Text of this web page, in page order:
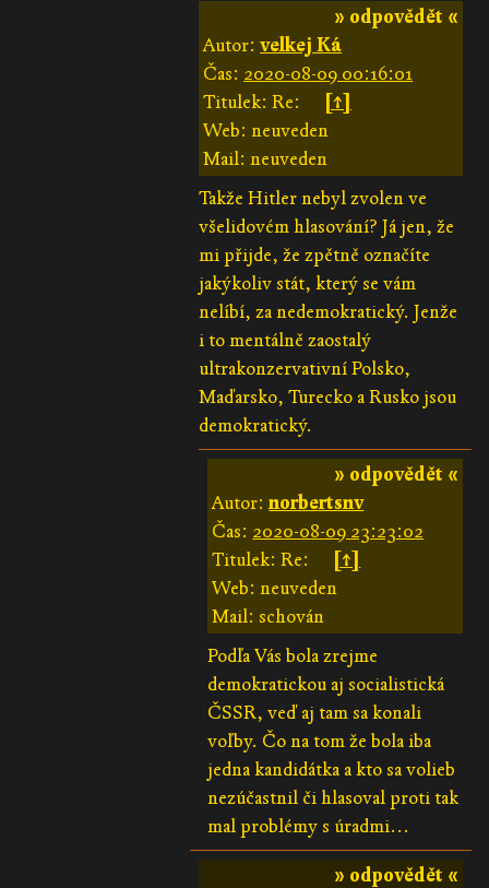
» odpovědět «
Autor:velkej Ká
Čas: 2020-08-09 00:16:01
Titulek: Re:
[↑]
Web: neuveden
Mail: neuveden
Takže Hitler nebyl zvolen ve
všelidovém hlasování? Já jen, že
mi přijde, že zpětně označíte
jakýkoliv stát, který se vám
nelíbí, za nedemokratický. Jenže
i to mentálně zaostalý
ultrakonzervativní Polsko,
Maďarsko, Turecko a Rusko jsou
demokratický.
» odpovědět «
Autor:norbertsnv
Čas: 2020-08-09 23:23:02
Titulek: Re:
[↑]
Web: neuveden
Mail: schován
Podľa Vás bola zrejme
demokratickou aj socialistická
ČSSR, veď aj tam sa konali
voľby. Čo na tom že bola iba
jedna kandidátka a kto sa volieb
nezúčastnil či hlasoval proti tak
mal problémy s úradmi...
» odpovědět «